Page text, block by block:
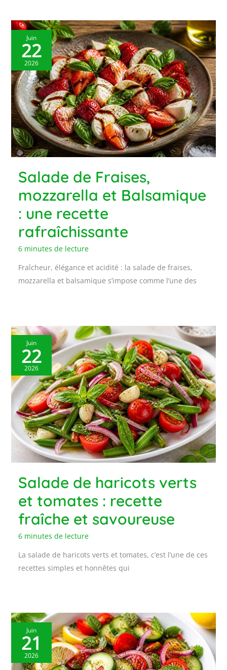
Juin
22
2026
Salade de Fraises,
mozzarella et Balsamique
: une recette
rafraîchissante
6 minutes de lecture
Fraîcheur, élégance et acidité : la salade de fraises,
mozzarella et balsamique s’impose comme l’une des
Juin
22
2026
Salade de haricots verts
et tomates : recette
fraîche et savoureuse
6 minutes de lecture
La salade de haricots verts et tomates, c’est l’une de ces
recettes simples et honnêtes qui
Juin
21
2026